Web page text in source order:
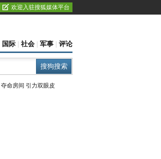
欢迎入驻搜狐媒体平台
国际 社会 军事 评论
夺命房间 引力双眼皮